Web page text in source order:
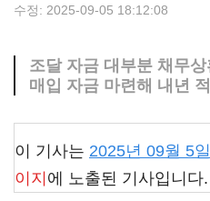
수정: 2025-09-05 18:12:08
조달 자금 대부분 채무
매입 자금 마련해 내년
이 기사는 2025년 09월 5
이지 에 노출된 기사입니다.